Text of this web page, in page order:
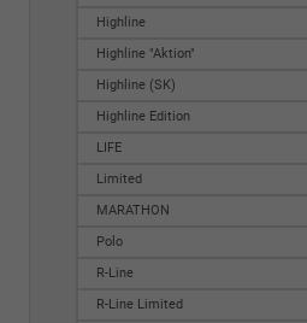
Highline
Highline "Aktion"
Highline (SK)
Highline Edition
LIFE
Limited
MARATHON
Polo
R-Line
R-Line Limited